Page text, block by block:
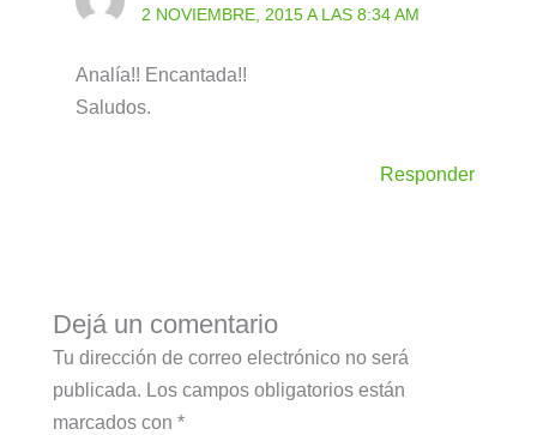
2 NOVIEMBRE, 2015 A LAS 8:34 AM
Analía!! Encantada!!
Saludos.
Responder
Dejá un comentario
Tu dirección de correo electrónico no será
publicada. Los campos obligatorios están
marcados con *